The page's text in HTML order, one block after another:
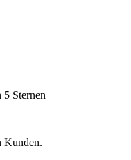
Sternen
Kunden.